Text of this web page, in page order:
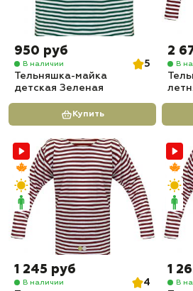
950 руб
В наличии
5
Тельняшка-майка
детская Зеленая
Купить
2
В
1 245 руб
В наличии
4
1
В